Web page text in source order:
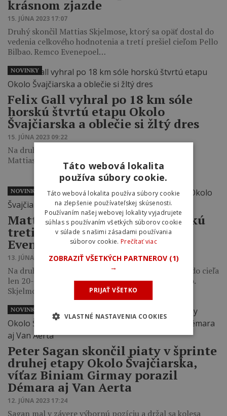
krásnom zjazde
15. JÚNA 2023 17:07
Druhý skončil Mattias Skjelmose, ktorý sa opäť dostal do
vedenia celkového hodnotenia a tretí prešiel cieľom Pello
Bilbao. Remco Evenepoel…
Felix Gall vyhral po 18 km sóle
horskú štvrtú etapu Okolo
Švajčiarska a oblečie si žltý dres
15. JÚNA 2023 09:22
Na druhom mieste skončil Remco Evenepoel pred
Mattiasom Skjelmosem.
NOVINKY
Mattias Skjelmose vyhral horskú
tretiu etapu Okolo Švajčiarska,
Evenepoel v závere zaostal
13. JÚNA 2023 17:39
Na druhom mieste skončil Felix Gall a tretí prišiel do cieľa
len 20-ročný talent tímu UAE Emirates Juan Ayuso.
Skjelmose…
NOVINKY
Peter Sagan skončil piaty v šprinte
druhej etapy Okolo Švajčiarska,
víťaz Biniam Girmay porazil
Démara aj Van Aerta
12. JÚNA 2023 17:24
Sagan mal v závere výbornú pozíciu a držal sa kolesa
NOVINKY
Táto webová lokalita
používa súbory cookie.
Táto webová lokalita používa súbory cookie
na zlepšenie používateľskej skúsenosti.
Používaním našej webovej lokality vyjadrujete
súhlas s používaním všetkých súborov cookie
v súlade s našimi zásadami používania
súborov cookie. Prečítať viac
ZOBRAZIŤ VŠETKÝCH PARTNEROV (1)
→
PRIJAŤ VŠETKO
VLASTNÉ NASTAVENIA COOKIES